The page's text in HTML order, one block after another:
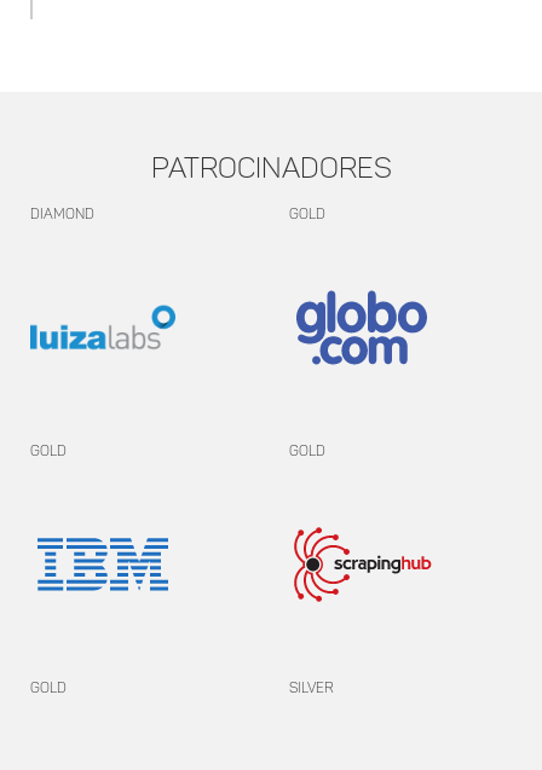
Patrocinadores
Diamond Gold
Gold Gold
Gold Silver